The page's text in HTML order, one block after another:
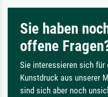
Sie haben
offene
Sie interessieren sich für
Kunstdruck aus unserer
sind sich aber noch